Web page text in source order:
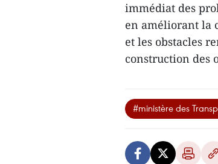
immédiat des
en améliorant la
et les obstacles
construction des
#ministère des